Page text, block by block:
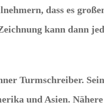
dass es
kann dann
Turmschreiber.
und Asien.